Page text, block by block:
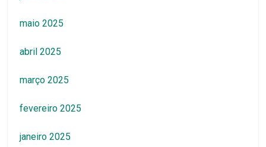
maio 2025
abril 2025
março 2025
fevereiro 2025
janeiro 2025